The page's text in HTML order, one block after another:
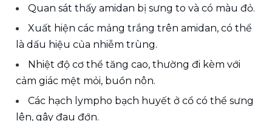
Quan sát thấy amidan bị sưng to và có màu đỏ.
Xuất hiện các mảng trắng trên amidan, có thể
là dấu hiệu của nhiễm trùng.
Nhiệt độ cơ thể tăng cao, thường đi kèm với
cảm giác mệt mỏi, buồn nôn.
Các hạch lympho bạch huyết ở cổ có thể sưng
lên, gây đau đớn.